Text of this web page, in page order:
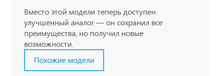
Вместо этой модели теперь доступен
улучшенный аналог — он сохранил все
преимущества, но получил новые
возможности.
Похожие модели